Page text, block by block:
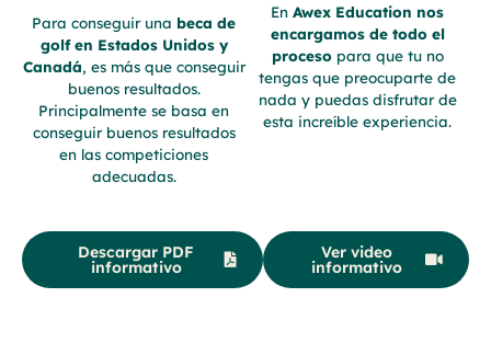
Para conseguir una beca de
golf en Estados Unidos y
Canadá, es más que conseguir
buenos resultados.
Principalmente se basa en
conseguir buenos resultados
en las competiciones
adecuadas.
En Awex Education nos
encargamos de todo el
proceso para que tu no
tengas que preocuparte de
nada y puedas disfrutar de
esta increíble experiencia.
Descargar PDF
informativo
Ver video
informativo